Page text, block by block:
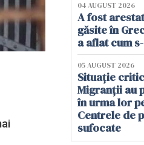
04 AUGUST 2026
A fost
găsite în
a aflat cum
05 AUGUST 2026
Situație
Migranții au
în urma lor
Centrele de
sufocate